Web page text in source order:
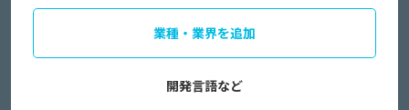
業種・業界を追加
開発言語など